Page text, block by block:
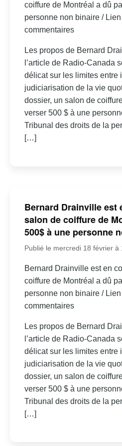
coiffure de Montréal a dû
personne non binaire /
commentaires
Les propos de Bernard
l’article de Radio-Canada
délicat sur les limites entre
judiciarisation de la vie
dossier, un salon de
verser 500 $ à une
Tribunal des droits de la
[…]
Bernard Drainville est
salon de coiffure de
500$ à une personne
Publié le mercredi 18 février à
Bernard Drainville est en
coiffure de Montréal a dû
personne non binaire /
commentaires
Les propos de Bernard
l’article de Radio-Canada
délicat sur les limites entre
judiciarisation de la vie
dossier, un salon de
verser 500 $ à une
Tribunal des droits de la
[…]